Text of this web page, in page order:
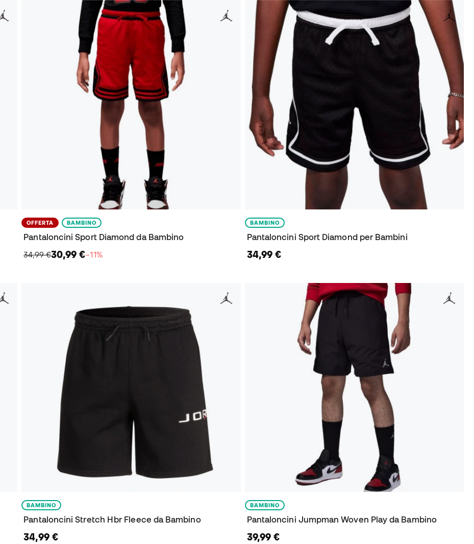
OFFERTA BAMBINO
Pantaloncini Sport Diamond da Bambino
34,99 €30,99 €−11%
BAMBINO
Pantaloncini Sport Diamond per Bambini
34,99 €
BAMBINO
Pantaloncini Stretch Hbr Fleece da Bambino
34,99 €
BAMBINO
Pantaloncini Jumpman Woven Play da Bambino
39,99 €